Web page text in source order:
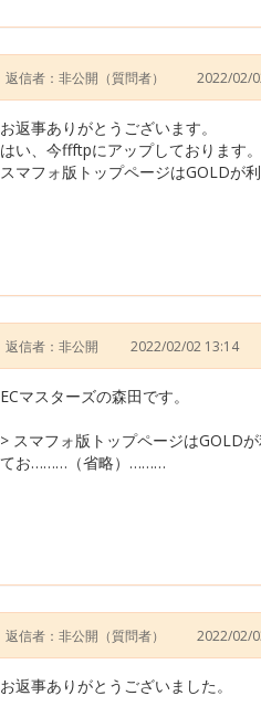
返信者：非公開 （質問者） 2022/02/
お返事ありがとうございます。
はい、今ffftpにアップしております。
スマフォ版トップページはGOLD
返信者：非公開 2022/02/02 13:14
ECマスターズの森田です。
> スマフォ版トップページはGOLD
てお………（省略）………
返信者：非公開 （質問者） 2022/02/
お返事ありがとうございました。